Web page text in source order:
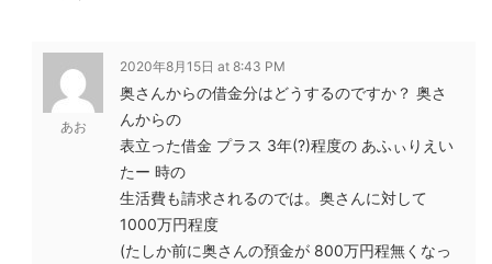
あお
2020年8月15日 at 8:43 PM
奥さんからの借金分はどうするのですか？ 奥さ
んからの
表立った借金 プラス 3年(?)程度の あふぃりえい
たー 時の
生活費も請求されるのでは。奥さんに対して
1000万円程度
(たしか前に奥さんの預金が 800万円程無くなっ